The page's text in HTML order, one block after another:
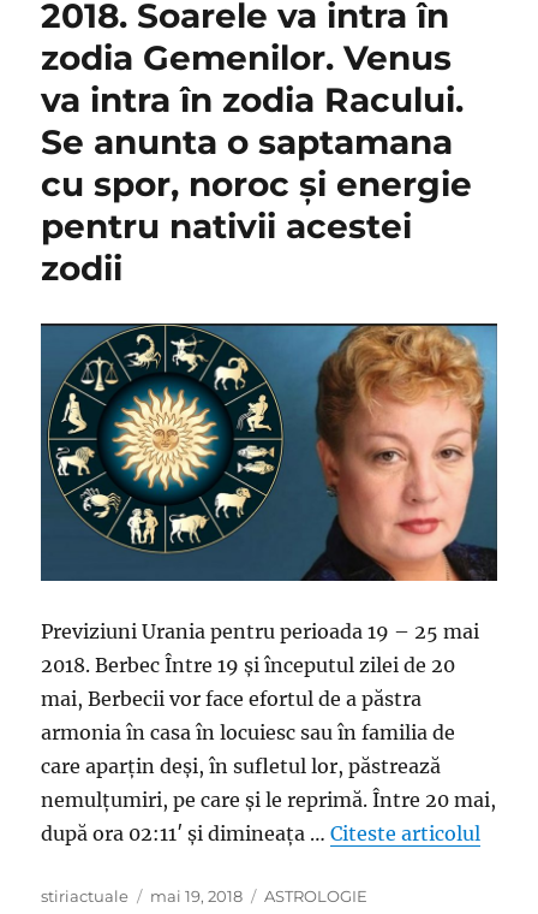
2018. Soarele va intra în
zodia Gemenilor. Venus
va intra în zodia Racului.
Se anunta o saptamana
cu spor, noroc și energie
pentru nativii acestei
zodii
Previziuni Urania pentru perioada 19 – 25 mai
2018. Berbec Între 19 și începutul zilei de 20
mai, Berbecii vor face efortul de a păstra
armonia în casa în locuiesc sau în familia de
care aparțin deși, în sufletul lor, păstrează
nemulțumiri, pe care și le reprimă. Între 20 mai,
după ora 02:11′ și dimineața …Citeste articolul
Author
stiriactuale
Posted
mai 19, 2018 Categories
ASTROLOGIE